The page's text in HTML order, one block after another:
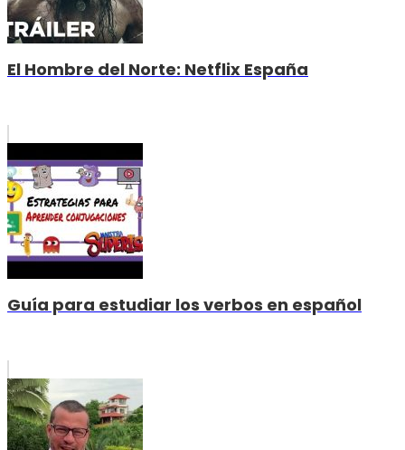
El Hombre del Norte: Netflix España
Guía para estudiar los verbos en español